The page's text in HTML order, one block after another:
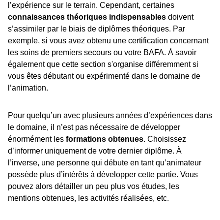
l’expérience sur le terrain. Cependant, certaines
connaissances théoriques indispensables doivent
s’assimiler par le biais de diplômes théoriques. Par
exemple, si vous avez obtenu une certification concernant
les soins de premiers secours ou votre BAFA. À savoir
également que cette section s'organise différemment si
vous êtes débutant ou expérimenté dans le domaine de
l’animation.
Pour quelqu’un avec plusieurs années d’expériences dans
le domaine, il n’est pas nécessaire de développer
énormément les formations obtenues. Choisissez
d’informer uniquement de votre dernier diplôme. À
l’inverse, une personne qui débute en tant qu’animateur
possède plus d’intérêts à développer cette partie. Vous
pouvez alors détailler un peu plus vos études, les
mentions obtenues, les activités réalisées, etc.